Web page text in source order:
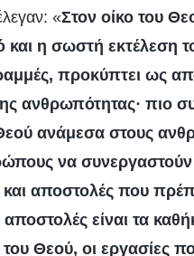
«Στον οίκο του
η σωστή εκτέλεση
προκύπτει ως
ανθρωπότητας· πιο
ανάμεσα στους
να
και αποστολές που
αποστολές είναι τα
Θεού, οι εργασίες